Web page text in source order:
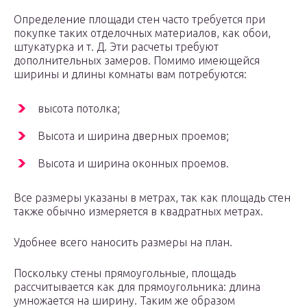
Определение площади стен часто требуется при
покупке таких отделочных материалов, как обои,
штукатурка и т. Д. Эти расчеты требуют
дополнительных замеров. Помимо имеющейся
ширины и длины комнаты вам потребуются:
высота потолка;
Высота и ширина дверных проемов;
Высота и ширина оконных проемов.
Все размеры указаны в метрах, так как площадь стен
также обычно измеряется в квадратных метрах.
Удобнее всего наносить размеры на план.
Поскольку стены прямоугольные, площадь
рассчитывается как для прямоугольника: длина
умножается на ширину. Таким же образом